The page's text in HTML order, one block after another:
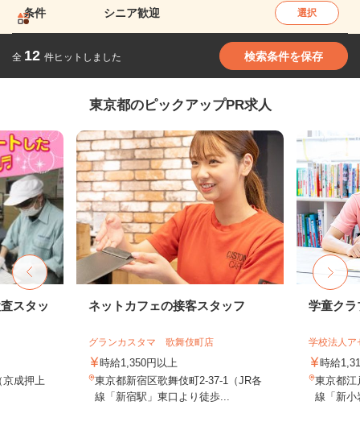
条件 シニア歓迎 選択
全 12 件ヒットしました 検索条件を保存
東京都のピックアップPR求人
スタッ
京成押上
ネットカフェの接客スタッフ
グランカスタマ 歌舞伎町店
時給1,350円以上
東京都新宿区歌舞伎町2-37-1（JR各
線「新宿駅」東口より徒歩...
学童クラ
学校法人
時給
東京都江
線「新小